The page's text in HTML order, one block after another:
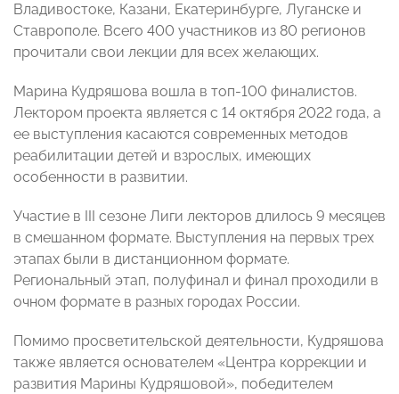
Владивостоке, Казани, Екатеринбурге, Луганске и
Ставрополе. Всего 400 участников из 80 регионов
прочитали свои лекции для всех желающих.
Марина Кудряшова вошла в топ-100 финалистов.
Лектором проекта является с 14 октября 2022 года, а
ее выступления касаются современных методов
реабилитации детей и взрослых, имеющих
особенности в развитии.
Участие в III сезоне Лиги лекторов длилось 9 месяцев
в смешанном формате. Выступления на первых трех
этапах были в дистанционном формате.
Региональный этап, полуфинал и финал проходили в
очном формате в разных городах России.
Помимо просветительской деятельности, Кудряшова
также является основателем «Центра коррекции и
развития Марины Кудряшовой», победителем